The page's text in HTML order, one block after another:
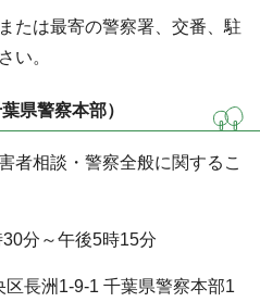
たは最寄の警察署、交番、駐
い。
県警察本部）
者相談・警察全般に関するこ
分～午後5時15分
長洲1-9-1 千葉県警察本部1